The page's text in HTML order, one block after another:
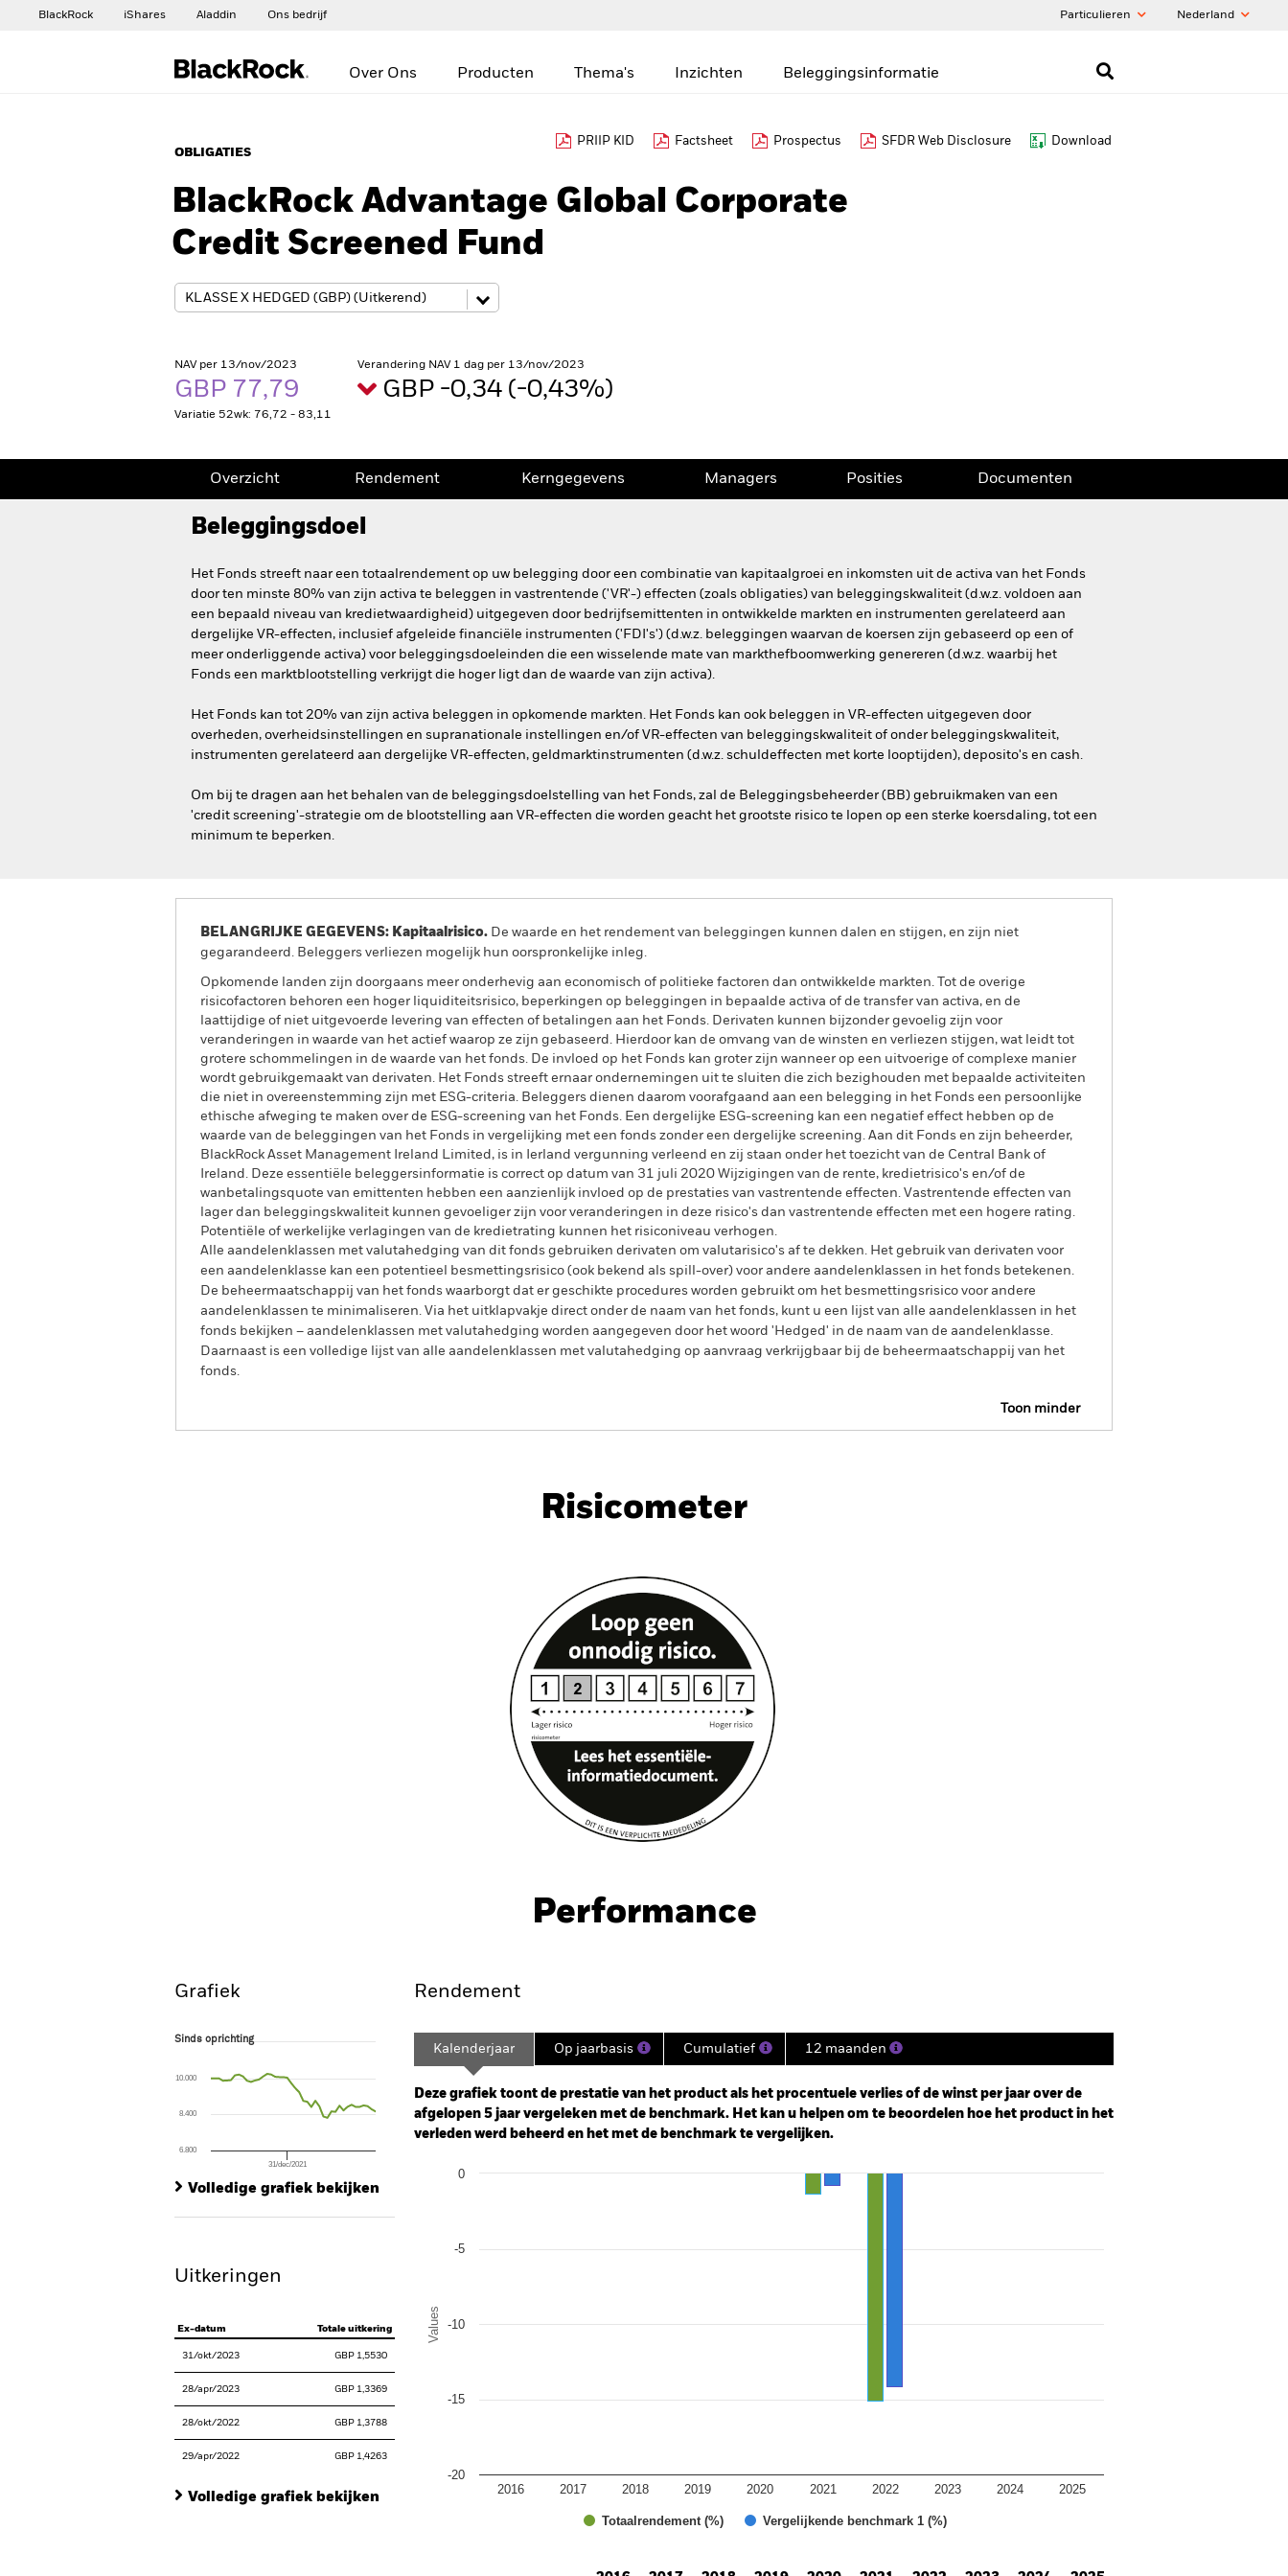
BlackRock iShares Aladdin Ons bedrijf Particulieren Nederland
Over Ons Producten Thema's Inzichten Beleggingsinformatie
OBLIGATIES
PRIIP KID Factsheet Prospectus SFDR Web Disclosure Download
BlackRock Advantage Global Corporate
Credit Screened Fund
NAV per 13/nov/2023
GBP 77,79
Variatie 52wk: 76,72 - 83,11
Verandering NAV 1 dag per 13/nov/2023
GBP -0,34 (-0,43%)
Overzicht Rendement Kerngegevens Managers Posities Documenten
Beleggingsdoel
Het Fonds streeft naar een totaalrendement op uw belegging door een combinatie van kapitaalgroei en inkomsten uit de activa van het Fonds
door ten minste 80% van zijn activa te beleggen in vastrentende ('VR'-) effecten (zoals obligaties) van beleggingskwaliteit (d.w.z. voldoen aan
een bepaald niveau van kredietwaardigheid) uitgegeven door bedrijfsemittenten in ontwikkelde markten en instrumenten gerelateerd aan
dergelijke VR-effecten, inclusief afgeleide financiële instrumenten ('FDI's') (d.w.z. beleggingen waarvan de koersen zijn gebaseerd op een of
meer onderliggende activa) voor beleggingsdoeleinden die een wisselende mate van markthefboomwerking genereren (d.w.z. waarbij het
Fonds een marktblootstelling verkrijgt die hoger ligt dan de waarde van zijn activa).
Het Fonds kan tot 20% van zijn activa beleggen in opkomende markten. Het Fonds kan ook beleggen in VR-effecten uitgegeven door
overheden, overheidsinstellingen en supranationale instellingen en/of VR-effecten van beleggingskwaliteit of onder beleggingskwaliteit,
instrumenten gerelateerd aan dergelijke VR-effecten, geldmarktinstrumenten (d.w.z. schuldeffecten met korte looptijden), deposito's en cash.
Om bij te dragen aan het behalen van de beleggingsdoelstelling van het Fonds, zal de Beleggingsbeheerder (BB) gebruikmaken van een
'credit screening'-strategie om de blootstelling aan VR-effecten die worden geacht het grootste risico te lopen op een sterke koersdaling, tot een
minimum te beperken.
BELANGRIJKE GEGEVENS: Kapitaalrisico. De waarde en het rendement van beleggingen kunnen dalen en stijgen, en zijn niet
gegarandeerd. Beleggers verliezen mogelijk hun oorspronkelijke inleg.
Opkomende landen zijn doorgaans meer onderhevig aan economisch of politieke factoren dan ontwikkelde markten. Tot de overige
risicofactoren behoren een hoger liquiditeitsrisico, beperkingen op beleggingen in bepaalde activa of de transfer van activa, en de
laattijdige of niet uitgevoerde levering van effecten of betalingen aan het Fonds. Derivaten kunnen bijzonder gevoelig zijn voor
veranderingen in waarde van het actief waarop ze zijn gebaseerd. Hierdoor kan de omvang van de winsten en verliezen stijgen, wat leidt tot
grotere schommelingen in de waarde van het fonds. De invloed op het Fonds kan groter zijn wanneer op een uitvoerige of complexe manier
wordt gebruikgemaakt van derivaten. Het Fonds streeft ernaar ondernemingen uit te sluiten die zich bezighouden met bepaalde activiteiten
die niet in overeenstemming zijn met ESG-criteria. Beleggers dienen daarom voorafgaand aan een belegging in het Fonds een persoonlijke
ethische afweging te maken over de ESG-screening van het Fonds. Een dergelijke ESG-screening kan een negatief effect hebben op de
waarde van de beleggingen van het Fonds in vergelijking met een fonds zonder een dergelijke screening. Aan dit Fonds en zijn beheerder,
BlackRock Asset Management Ireland Limited, is in Ierland vergunning verleend en zij staan onder het toezicht van de Central Bank of
Ireland. Deze essentiële beleggersinformatie is correct op datum van 31 juli 2020 Wijzigingen van de rente, kredietrisico's en/of de
wanbetalingsquote van emittenten hebben een aanzienlijk invloed op de prestaties van vastrentende effecten. Vastrentende effecten van
lager dan beleggingskwaliteit kunnen gevoeliger zijn voor veranderingen in deze risico's dan vastrentende effecten met een hogere rating.
Potentiële of werkelijke verlagingen van de kredietrating kunnen het risiconiveau verhogen.
Alle aandelenklassen met valutahedging van dit fonds gebruiken derivaten om valutarisico's af te dekken. Het gebruik van derivaten voor
een aandelenklasse kan een potentieel besmettingsrisico (ook bekend als spill-over) voor andere aandelenklassen in het fonds betekenen.
De beheermaatschappij van het fonds waarborgt dat er geschikte procedures worden gebruikt om het besmettingsrisico voor andere
aandelenklassen te minimaliseren. Via het uitklapvakje direct onder de naam van het fonds, kunt u een lijst van alle aandelenklassen in het
fonds bekijken – aandelenklassen met valutahedging worden aangegeven door het woord 'Hedged' in de naam van de aandelenklasse.
Daarnaast is een volledige lijst van alle aandelenklassen met valutahedging op aanvraag verkrijgbaar bij de beheermaatschappij van het
fonds.
Toon minder
Risicometer
Performance
Grafiek
Sinds oprichting
The chart has 1 X axis displaying Time. Range: 2020-03-31 00:00:00 to 2023-10-31 00:00:00.
The chart has 1 Y axis displaying values. Range: -32 to 16.
Sinds oprichting
31/dec/2021
6.800
8.400
10.000
Volledige grafiek bekijken
Uitkeringen
Ex-datum Totale uitkering
31/okt/2023 GBP 1,5530
28/apr/2023 GBP 1,3369
28/okt/2022 GBP 1,3788
29/apr/2022 GBP 1,4263
Volledige grafiek bekijken
Rendement
Kalenderjaar Op jaarbasis Cumulatief 12 maanden
Deze grafiek toont de prestatie van het product als het procentuele verlies of de winst per jaar over de
afgelopen 5 jaar vergeleken met de benchmark. Het kan u helpen om te beoordelen hoe het product in het
verleden werd beheerd en het met de benchmark te vergelijken.
Bar chart with 2 data series.
Values
Totaalrendement (%) Vergelijkende benchmark 1 (%)
2016 2017 2018 2019 2020 2021 2022 2023 2024 2025
-20
-15
-10
-5
0